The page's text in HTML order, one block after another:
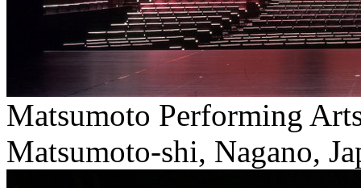
Matsumoto Performing
Matsumoto-shi, Nagano,